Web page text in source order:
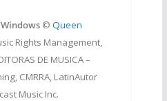
Windows© Queen
Rights Management,
DE MUSICA –
CMRRA, LatinAutor
Music Inc.